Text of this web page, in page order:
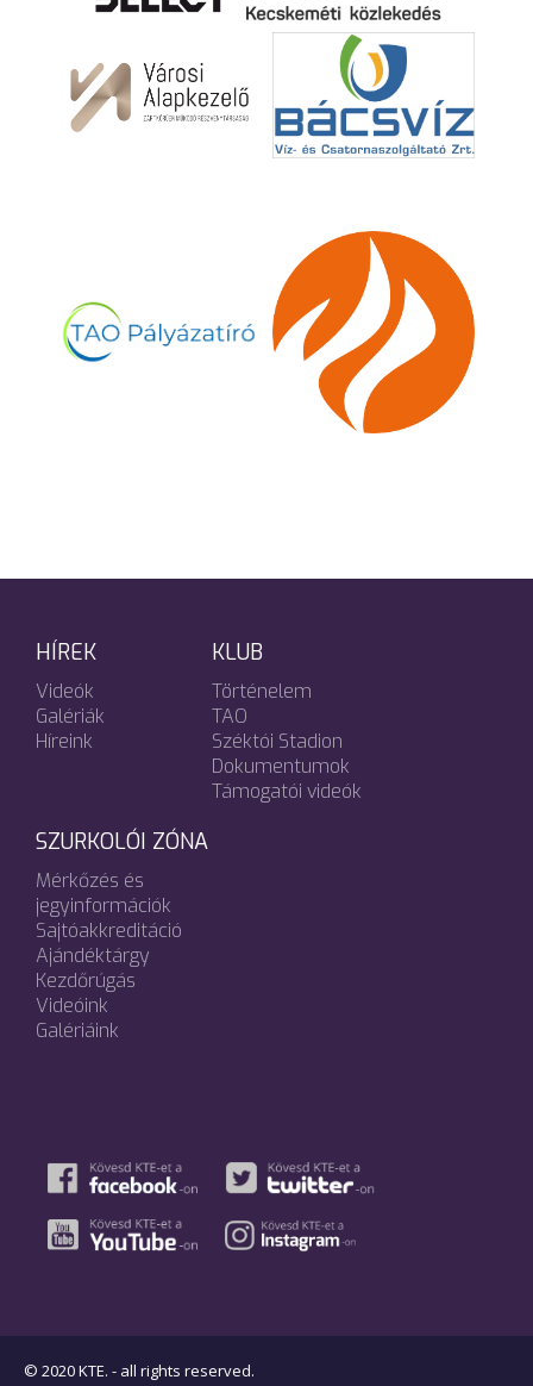
HÍREK
Videók
Galériák
Híreink
KLUB
Történelem
TAO
Széktói Stadion
Dokumentumok
Támogatói videók
SZURKOLÓI ZÓNA
Mérkőzés és
jegyinformációk
Sajtóakkreditáció
Ajándéktárgy
Kezdőrúgás
Videóink
Galériáink
© 2020 KTE. - all rights reserved.